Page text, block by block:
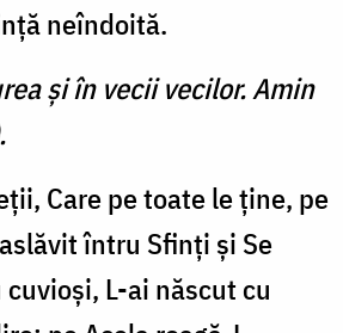
neîndoită.
şi în vecii vecilor. Amin
Care pe toate le ţine, pe
întru Sfinţi şi Se
L-ai născut cu